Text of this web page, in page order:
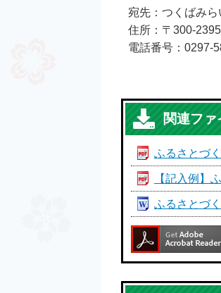
宛先：つくばみ
住所：〒300-
電話番号：0297-
関連フ
ふるさとづ
【記入例】
ふるさとづ